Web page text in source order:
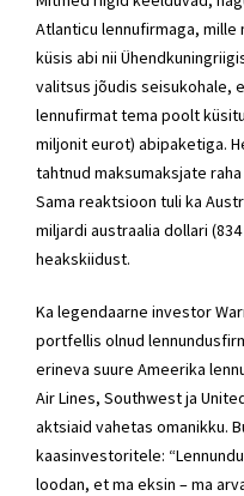
Atlanticu lennufirmaga, mille
küsis abi nii
valitsus jõudis seisukohale,
lennufirmat tema poolt
miljonit eurot) abipaketiga.
tahtnud maksumaksjate
Sama reaktsioon tuli ka
miljardi austraalia dollari
heakskiidust.
Ka legendaarne investor
portfellis olnud
erineva suure Ameerika
Air Lines, Southwest ja
aktsiaid vahetas omanikku.
kaasinvestoritele:
loodan, et ma eksin – ma